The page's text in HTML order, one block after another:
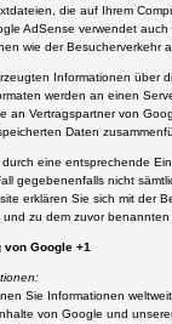
die auf Ihrem
AdSense verwendet
wie der Besucherverkehr
Informationen über
werden an einen
an Vertragspartner von
Daten
eine entsprechende
gegebenenfalls nicht
erklären Sie sich mit der
zu dem zuvor benannten
Google +1
Sie Informationen
von Google und